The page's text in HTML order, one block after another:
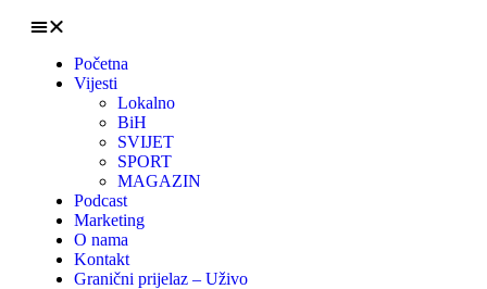
Početna
Vijesti
Lokalno
BiH
SVIJET
SPORT
MAGAZIN
Podcast
Marketing
O nama
Kontakt
Granični prijelaz – Uživo